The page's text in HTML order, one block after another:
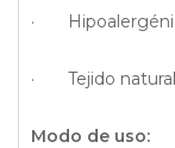
·
· Tejido
Modo de uso: